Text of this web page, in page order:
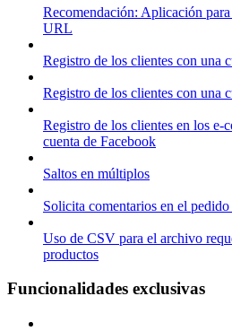
Recomendación: Aplicación
URL
Registro de los clientes con una
Registro de los clientes con una
Registro de los clientes en los e-
cuenta de Facebook
Saltos en múltiplos
Solicita comentarios en el pedido
Uso de CSV para el archivo
productos
Funcionalidades exclusivas